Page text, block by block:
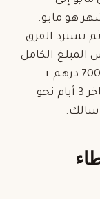
هو مايو.
تسترد الفرق
المبلغ الكامل
مقدماً. كمثال، تأجير اقتصادي 7 أيام نحو 700 درهم +
ضريبة = ~735 درهم زائد سالك، وتأجير فاخر 3 أيام نحو